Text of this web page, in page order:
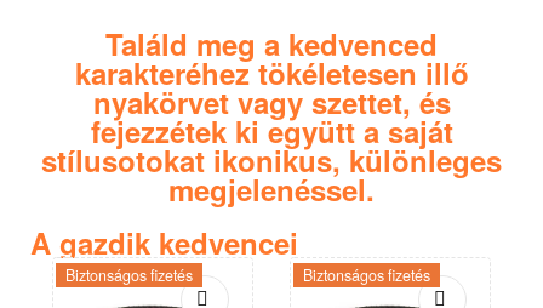
Találd meg a kedvenced
karakteréhez tökéletesen illő
nyakörvet vagy szettet, és
fejezzétek ki együtt a saját
stílusotokat ikonikus, különleges
megjelenéssel.
A gazdik kedvencei
Biztonságos fizetés Biztonságos fizetés